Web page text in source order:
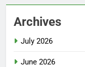
Archives
July 2026
June 2026